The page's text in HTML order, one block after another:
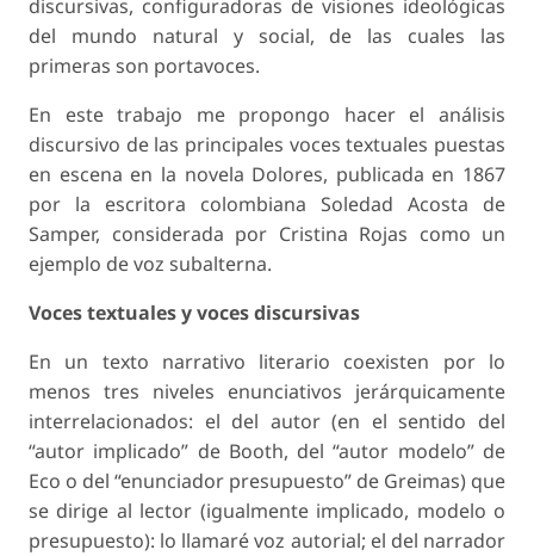
discursivas, configuradoras de visiones ideológicas
del mundo natural y social, de las cuales las
primeras son portavoces.
En este trabajo me propongo hacer el análisis
discursivo de las principales voces textuales puestas
en escena en la novela Dolores, publicada en 1867
por la escritora colombiana Soledad Acosta de
Samper, considerada por Cristina Rojas como un
ejemplo de voz subalterna.
Voces textuales y voces discursivas
En un texto narrativo literario coexisten por lo
menos tres niveles enunciativos jerárquicamente
interrelacionados: el del autor (en el sentido del
“autor implicado” de Booth, del “autor modelo” de
Eco o del “enunciador presupuesto” de Greimas) que
se dirige al lector (igualmente implicado, modelo o
presupuesto): lo llamaré voz autorial; el del narrador